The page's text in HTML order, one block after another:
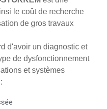
le coût de recherche
de gros travaux
d'avoir un diagnostic et
de dysfonctionnement
et systèmes